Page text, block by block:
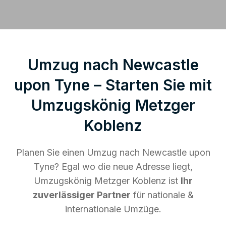
Umzug nach Newcastle
upon Tyne – Starten Sie mit
Umzugskönig Metzger
Koblenz
Planen Sie einen Umzug nach Newcastle upon
Tyne? Egal wo die neue Adresse liegt,
Umzugskönig Metzger Koblenz ist Ihr
zuverlässiger Partner für nationale &
internationale Umzüge.